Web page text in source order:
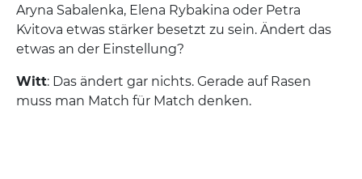
Aryna Sabalenka, Elena Rybakina oder Petra
Kvitova etwas stärker besetzt zu sein. Ändert das
etwas an der Einstellung?
Witt: Das ändert gar nichts. Gerade auf Rasen
muss man Match für Match denken.